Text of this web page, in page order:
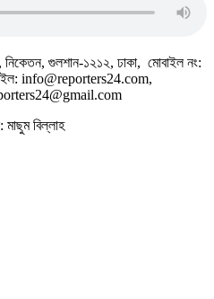
গুলশান-১২১২, ঢাকা, মোবাইল নং:
info@reporters24.com,
মাছুম বিল্লাহ